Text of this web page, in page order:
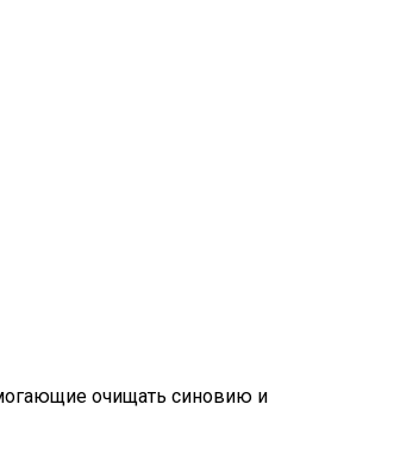
очищать синовию и